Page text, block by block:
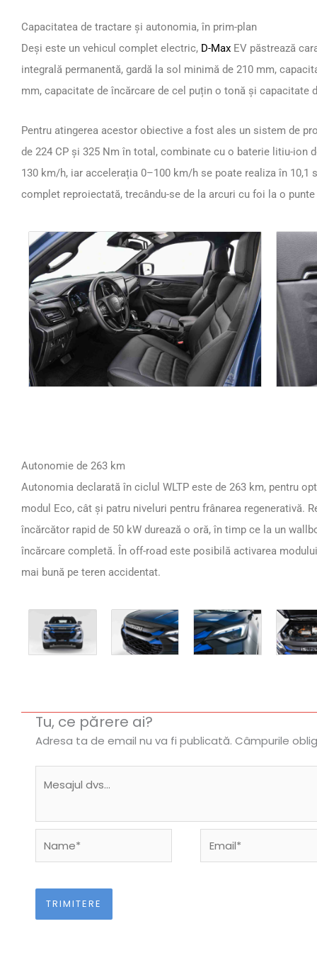
Capacitatea de tractare și autonomia, în prim-plan
Deși este un vehicul complet electric, D-Max EV păstrează
integrală permanentă, gardă la sol minimă de 210 mm,
mm, capacitate de încărcare de cel puțin o tonă și capacitate
Pentru atingerea acestor obiective a fost ales un sistem de
de 224 CP și 325 Nm în total, combinate cu o baterie litiu-ion
130 km/h, iar accelerația 0–100 km/h se poate realiza în 10,1
complet reproiectată, trecându-se de la arcuri cu foi la o punte
Autonomie de 263 km
Autonomia declarată în ciclul WLTP este de 263 km, pentru
modul Eco, cât și patru niveluri pentru frânarea regenerativă.
încărcător rapid de 50 kW durează o oră, în timp ce la un
încărcare completă. În off-road este posibilă activarea
mai bună pe teren accidentat.
Tu, ce părere ai?
Adresa ta de email nu va fi publicată. Câmpurile